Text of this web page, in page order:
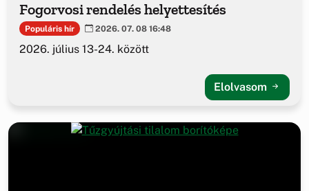
Fogorvosi rendelés helyettesítés
Populáris hír 2026. 07. 08 16:48
2026. július 13-24. között
Elolvasom